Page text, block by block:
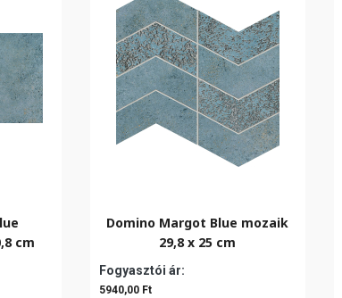
cm
Domino Margot Blue mozaik
29,8 x 25 cm
Fogyasztói ár:
5940,00 Ft